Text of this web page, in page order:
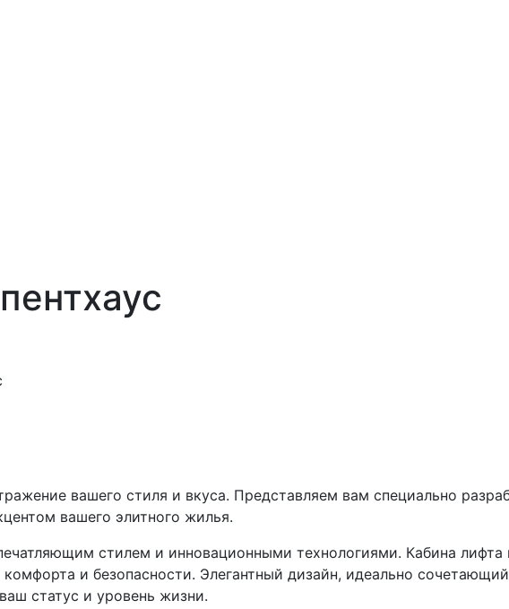
вашего стиля и вкуса. Представляем вам специально
вашего элитного жилья.
стилем и инновационными технологиями. Кабина лифта
и безопасности. Элегантный дизайн, идеально
статус и уровень жизни.